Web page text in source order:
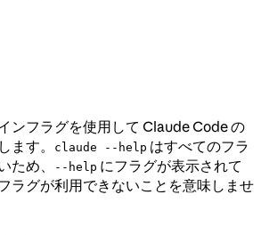
ンフラグを使用して Claude Code の
ます。
claude --help はすべてのフラ
ため、
--help にフラグが表示されて
ラグが利用できないことを意味しませ